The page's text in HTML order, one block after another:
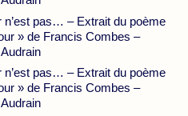
n’est pas… – Extrait du poème
» de Francis Combes –
n’est pas… – Extrait du poème
» de Francis Combes –